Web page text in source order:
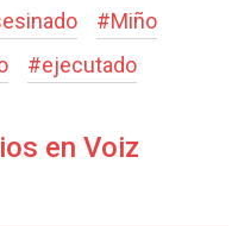
#Miño
#ejecutado
en Voiz